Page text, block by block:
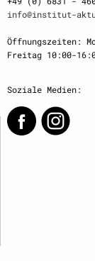
info@institut-
Öffnungszeiten:
Freitag 10:00-
Soziale Medien: